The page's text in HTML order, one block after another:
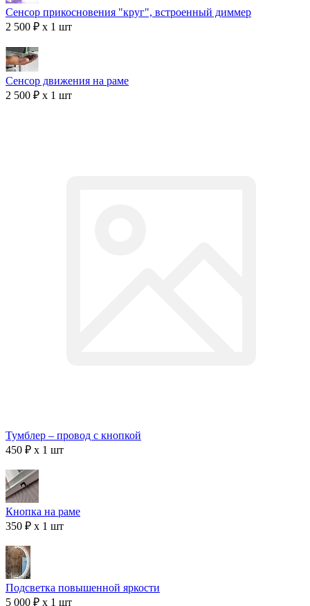
Сенсор прикосновения "круг", встроенный диммер
2 500 ₽ x 1 шт
Сенсор движения на раме
2 500 ₽ x 1 шт
Тумблер – провод с кнопкой
450 ₽ x 1 шт
Кнопка на раме
350 ₽ x 1 шт
Подсветка повышенной яркости
5 000 ₽ x 1 шт